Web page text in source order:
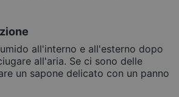
all'interno e all'esterno dopo
all'aria. Se ci sono delle
un sapone delicato con un panno